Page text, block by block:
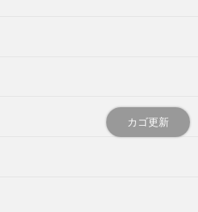
カゴ更新